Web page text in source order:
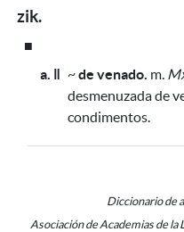
zik.
■
a. ǁ ~de venado. m.
desmenuzada de
condimentos.
Diccionario de
Asociación de Academias de la